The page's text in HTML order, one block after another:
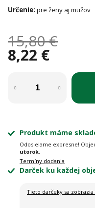
Určenie: pre ženy aj mužov
15,80 €
8,22 €
Produkt máme
Odosielame expresne!
utorok.
Termíny dodania
Darček ku každej
Tieto darčeky sa zobrazia